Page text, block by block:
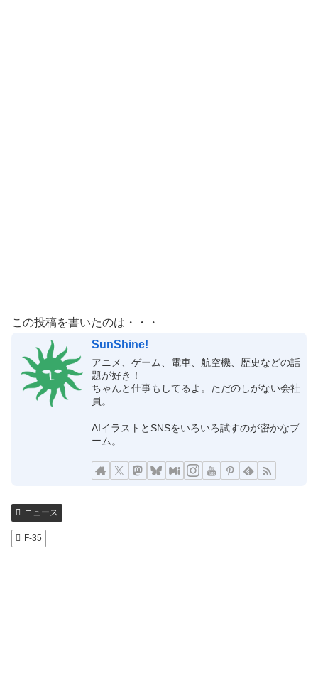
この投稿を書いたのは・・・
SunShine!
アニメ、ゲーム、電車、航空機、歴史などの話
題が好き！
ちゃんと仕事もしてるよ。ただのしがない会社
員。
AIイラストとSNSをいろいろ試すのが密かなブ
ーム。
ニュース
F-35